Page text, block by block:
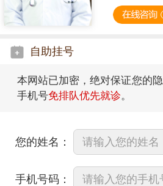
自助挂号
本网站已加密，绝对保证您的
手机号免排队优先就诊。
您的姓名：
手机号码：